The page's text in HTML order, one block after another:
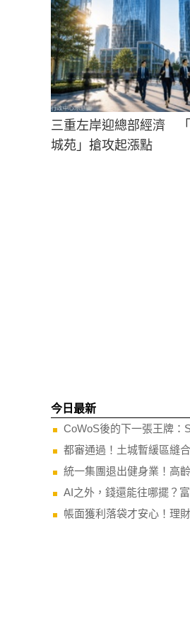
三重左岸迎總部經濟
城苑」搶攻起漲點
今日最新
CoWoS後的下一張王牌：
都審通過！土城暫緩區縫
統一集團退出健身業！高
AI之外，錢還能往哪擺？
帳面獲利落袋才安心！理